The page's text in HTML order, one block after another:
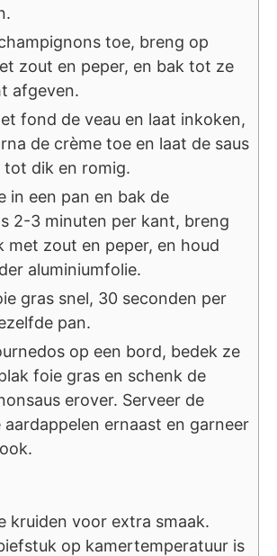
toe, breng op
zout en peper, en bak tot ze
afgeven.
fond de veau en laat inkoken,
de crème toe en laat de saus
tot dik en romig.
in een pan en bak de
2-3 minuten per kant, breng
met zout en peper, en houd
aluminiumfolie.
gras snel, 30 seconden per
pan.
op een bord, bedek ze
foie gras en schenk de
erover. Serveer de
ernaast en garneer
kruiden voor extra smaak.
op kamertemperatuur is